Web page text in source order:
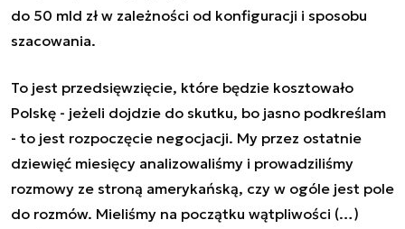
do 50 mld zł w zależności od konfiguracji i sposobu
szacowania.
To jest przedsięwzięcie, które będzie kosztowało
Polskę - jeżeli dojdzie do skutku, bo jasno podkreślam
- to jest rozpoczęcie negocjacji. My przez ostatnie
dziewięć miesięcy analizowaliśmy i prowadziliśmy
rozmowy ze stroną amerykańską, czy w ogóle jest pole
do rozmów. Mieliśmy na początku wątpliwości (…)